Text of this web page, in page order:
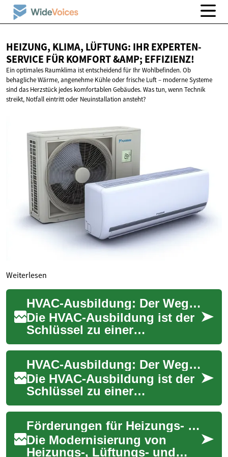
HEIZUNG, KLIMA, LÜFTUNG: IHR EXPERTEN-
SERVICE FÜR KOMFORT&AMP; EFFIZIENZ!
Ein optimales Raumklima ist entscheidend für Ihr Wohlbefinden. Ob
behagliche Wärme, angenehme Kühle oder frische Luft – moderne Systeme
sind das Herzstück jedes komfortablen Gebäudes. Was tun, wenn Technik
streikt, Notfall eintritt oder Neuinstallation ansteht?
Weiterlesen
HVAC-Ausbildung: Der Weg zum Experten für Heizung, Lüftung und Klimatechnik
Die HVAC-Ausbildung ist der
Schlüssel zu einer
vielversprechenden Karriere
in der Welt der
Gebäudetechnik. HVAC
steht...
HVAC-Ausbildung: Der Weg zum qualifizierten Techniker für Heizung, Lüftung und Klimatechnik
Die HVAC-Ausbildung ist der
Schlüssel zu einer
vielversprechenden Karriere
in der Gebäudetechnik. Als
HVAC-Techniker ...
Förderungen für Heizungs- und Lüftungstechnik
Die Modernisierung von
Heizungs-, Lüftungs- und